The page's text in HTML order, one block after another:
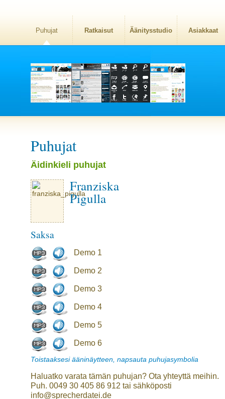
Puhujat Ratkaisut Äänitysstudio Asiakkaat
Puhujat
Äidinkieli puhujat
Franziska
Pigulla
Saksa
Demo 1
Demo 2
Demo 3
Demo 4
Demo 5
Demo 6
Toistaaksesi ääninäytteen, napsauta puhujasymbolia
Haluatko varata tämän puhujan? Ota yhteyttä meihin.
Puh. 0049 30 405 86 912 tai sähköposti
info@sprecherdatei.de